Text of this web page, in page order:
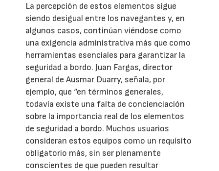
La percepción de estos elementos sigue
siendo desigual entre los navegantes y, en
algunos casos, continúan viéndose como
una exigencia administrativa más que como
herramientas esenciales para garantizar la
seguridad a bordo. Juan Fargas, director
general de Ausmar Duarry, señala, por
ejemplo, que “en términos generales,
todavía existe una falta de concienciación
sobre la importancia real de los elementos
de seguridad a bordo. Muchos usuarios
consideran estos equipos como un requisito
obligatorio más, sin ser plenamente
conscientes de que pueden resultar